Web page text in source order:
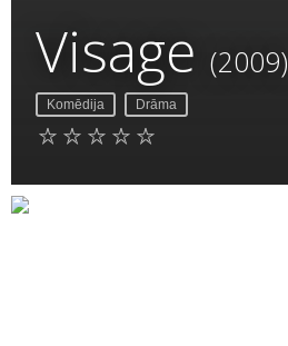
Visage (2009)
Komēdija Drāma